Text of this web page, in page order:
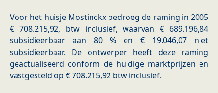
Voor het huisje Mostinckx bedroeg de raming in 2005
€ 708.215,92, btw inclusief, waarvan € 689.196,84
subsidieerbaar aan 80 % en € 19.046,07 niet
subsidieerbaar. De ontwerper heeft deze raming
geactualiseerd conform de huidige marktprijzen en
vastgesteld op € 708.215,92 btw inclusief.